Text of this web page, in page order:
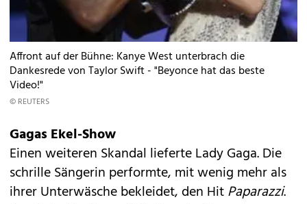
Affront auf der Bühne: Kanye West unterbrach die
Dankesrede von Taylor Swift - "Beyonce hat das beste
Video!"
© REUTERS
Gagas Ekel-Show
Einen weiteren Skandal lieferte Lady Gaga. Die
schrille Sängerin performte, mit wenig mehr als
ihrer Unterwäsche bekleidet, den HitPaparazzi.